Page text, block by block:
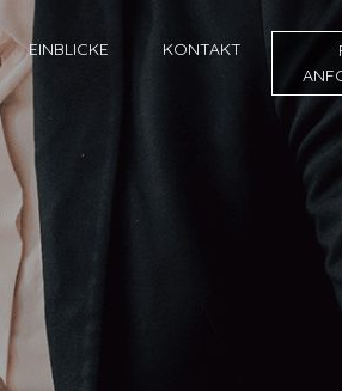
EINBLICKE KONTAKT